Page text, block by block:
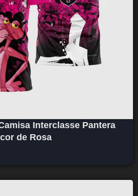
Interclasse Pantera
cor de Rosa